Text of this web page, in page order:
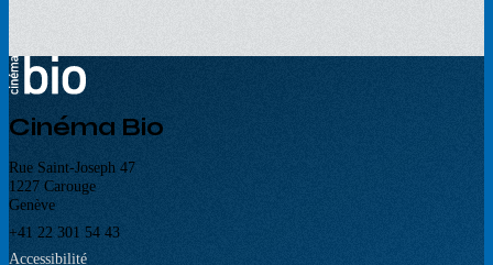
Cinéma Bio
Rue Saint-Joseph 47
1227 Carouge
Genève
+41 22 301 54 43
Accessibilité